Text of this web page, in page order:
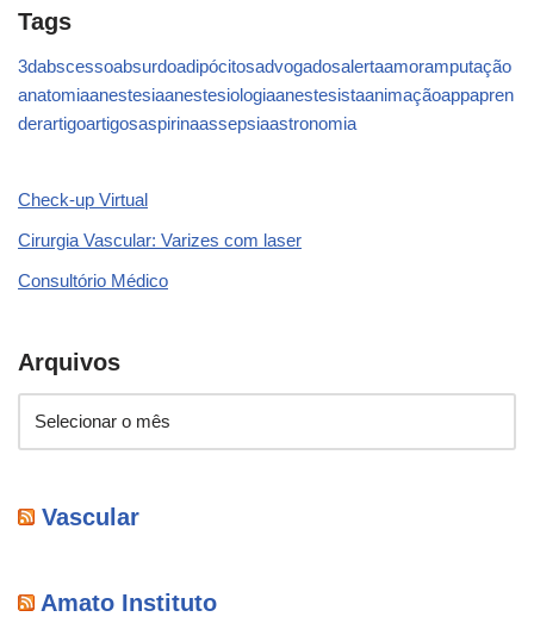
Tags
3dabscessoabsurdoadipócitosadvogadosalertaamoramputação
anatomiaanestesiaanestesiologiaanestesistaanimaçãoappapren
derartigoartigosaspirinaassepsiaastronomia
Check-up Virtual
Cirurgia Vascular: Varizes com laser
Consultório Médico
Arquivos
Vascular
Amato Instituto